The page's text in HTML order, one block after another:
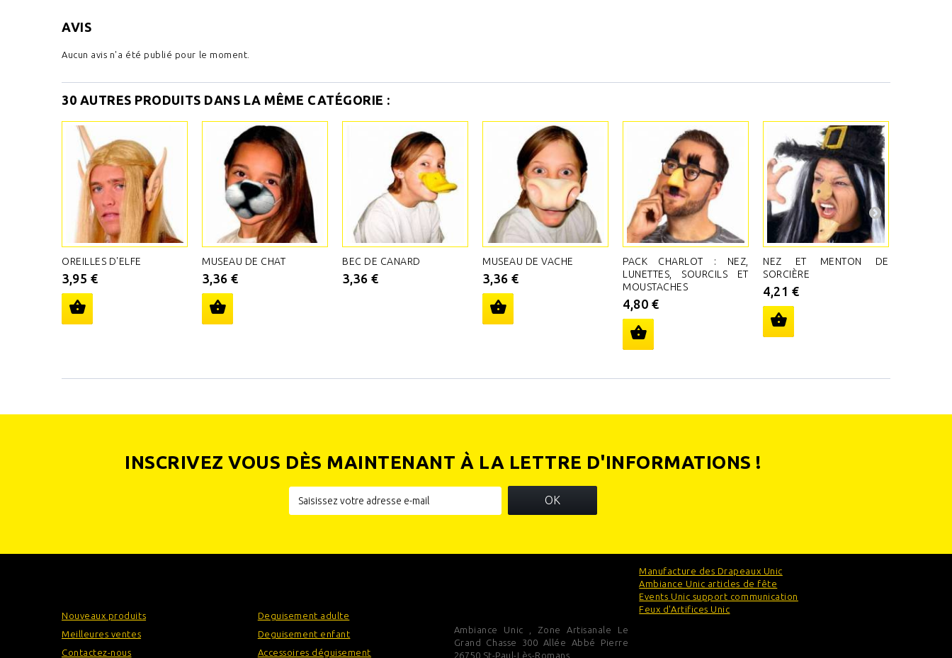
AVIS
Aucun avis n'a été publié pour le moment.
30 AUTRES PRODUITS DANS LA MÊME CATÉGORIE :
OREILLES D'ELFE
3,95 €
MUSEAU DE CHAT
3,36 €
BEC DE CANARD
3,36 €
MUSEAU DE VACHE
3,36 €
PACK CHARLOT : NEZ,
LUNETTES, SOURCILS ET
MOUSTACHES
4,80 €
NEZ ET MENTON DE
SORCIÈRE
4,21 €
INSCRIVEZ VOUS DÈS MAINTENANT À LA LETTRE D'INFORMATIONS !
OK
Nouveaux produits
Meilleures ventes
Contactez-nous
Deguisement adulte
Deguisement enfant
Accessoires déguisement
Ambiance Unic , Zone Artisanale Le
Grand Chasse 300 Allée Abbé Pierre
26750 St-Paul-Lès-Romans
Manufacture des Drapeaux Unic
Ambiance Unic articles de fête
Events Unic support communication
Feux d'Artifices Unic